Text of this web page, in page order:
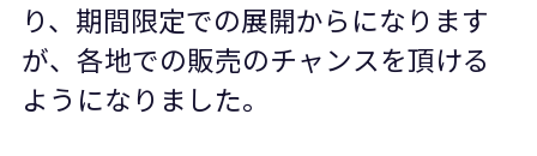
り、期間限定での展開からになります
が、各地での販売のチャンスを頂ける
ようになりました。